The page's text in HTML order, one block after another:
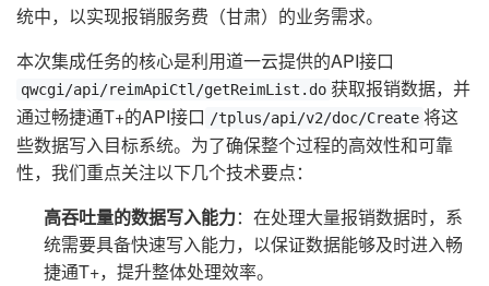
统中，以实现报销服务费（甘肃）的业务需求。
本次集成任务的核心是利用道一云提供的API接口
qwcgi/api/reimApiCtl/getReimList.do 获取报销数据，并
通过畅捷通T+的API接口 /tplus/api/v2/doc/Create 将这
些数据写入目标系统。为了确保整个过程的高效性和可靠
性，我们重点关注以下几个技术要点：
高吞吐量的数据写入能力：在处理大量报销数据时，系
统需要具备快速写入能力，以保证数据能够及时进入畅
捷通T+，提升整体处理效率。